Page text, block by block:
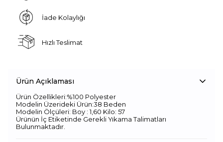
İade Kolaylığı
Hızlı Teslimat
Ürün Açıklaması
Ürün Özellikleri:%100 Polyester
Modelin Üzerideki Ürün:38 Beden
Modelin Ölçüleri: Boy : 1,60 Kilo: 57
Ürünün İç Etiketinde Gerekli Yıkama Talimatları
Bulunmaktadır.